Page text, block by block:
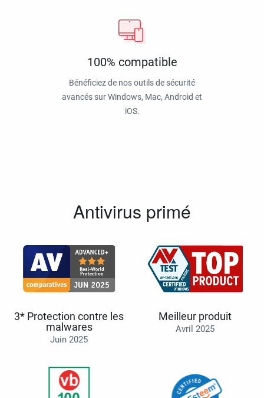
100% compatible
Bénéficiez de nos outils de sécurité
avancés sur Windows, Mac, Android et
iOS.
Antivirus primé
3* Protection contre les
malwares
Juin 2025
Meilleur produit
Avril 2025